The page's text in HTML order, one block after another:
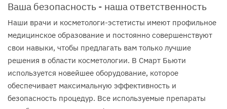
Ваша безопасность - наша ответственность
Наши врачи и косметологи-эстетисты имеют профильное
медицинское образование и постоянно совершенствуют
свои навыки, чтобы предлагать вам только лучшие
решения в области косметологии. В Смарт Бьюти
используется новейшее оборудование, которое
обеспечивает максимальную эффективность и
безопасность процедур. Все используемые препараты